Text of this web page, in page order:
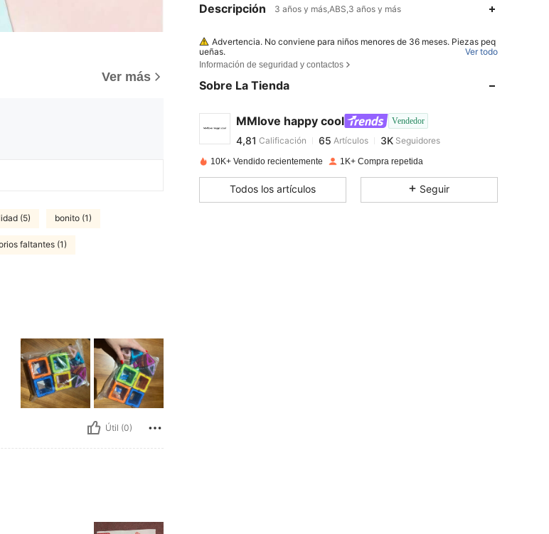
Ver más
(5) bonito (1)
faltantes (1)
Útil (0)
Descripción 3 años y más,ABS,3 años y más
Advertencia. No conviene para niños menores de 36 meses. Piezas peq
ueñas.
Advertencia. Utilícese bajo la vigilancia directa de un adulto.
Ver todo
Información de seguridad y contactos
Sobre La Tienda
MMlove happy cool Vendedor
4,81 65 3K
4,81
3KSeguidores
m***cpagadoHace 1 día
4,81 65 3K
10K+ Vendido recientemente 1K+ Compra repetida
Todos los artículos Seguir